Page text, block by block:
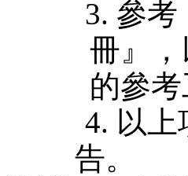
3. 參考
冊』
的參考
4. 以上
告。